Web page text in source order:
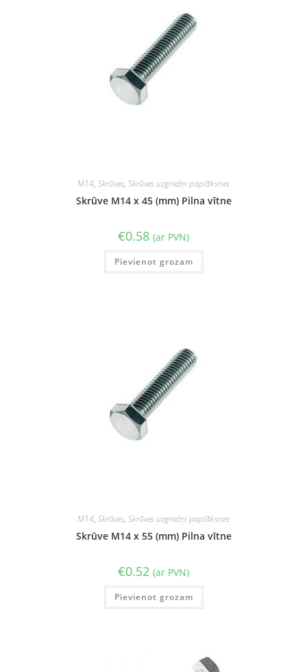
M14, Skrūves, Skrūves uzgriežņi paplāksnes
Skrūve M14 x 45 (mm) Pilna vītne
€0.58 (ar PVN)
Pievienot grozam
M14, Skrūves, Skrūves uzgriežņi paplāksnes
Skrūve M14 x 55 (mm) Pilna vītne
€0.52 (ar PVN)
Pievienot grozam